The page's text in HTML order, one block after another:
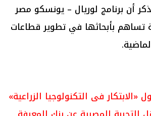
أن برنامج لوريال – يونسكو مصر
تخريج 18 باحثة مصرية تساهم بأبحاثها في تطوير قطاعات
فى التكنولوجيا الزراعية»